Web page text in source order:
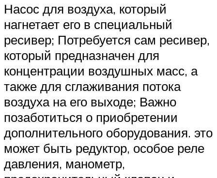
Насос для воздуха, который
нагнетает его в специальный
ресивер; Потребуется сам ресивер,
который предназначен для
концентрации воздушных масс, а
также для сглаживания потока
воздуха на его выходе; Важно
позаботиться о приобретении
дополнительного оборудования. это
может быть редуктор, особое реле
давления, манометр,